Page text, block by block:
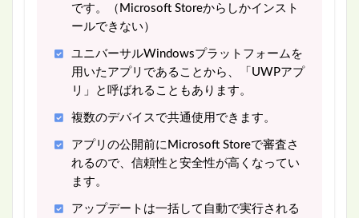
です。（Microsoft Storeからしかインスト
ールできない）
ユニバーサルWindowsプラットフォームを
用いたアプリであることから、「UWPアプ
リ」と呼ばれることもあります。
複数のデバイスで共通使用できます。
アプリの公開前にMicrosoft Storeで審査さ
れるので、信頼性と安全性が高くなってい
ます。
アップデートは一括して自動で実行される